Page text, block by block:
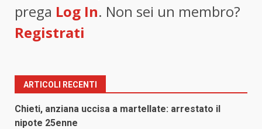
prega Log In. Non sei un membro?
Registrati
ARTICOLI RECENTI
Chieti, anziana uccisa a martellate: arrestato il
nipote 25enne